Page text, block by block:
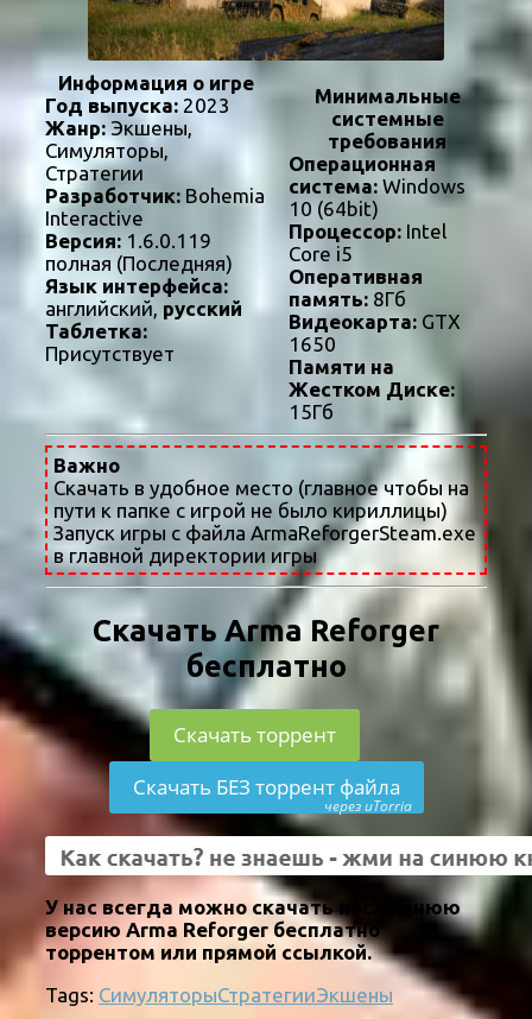
Информация о игре
Год выпуска: 2023
Жанр: Экшены,
Симуляторы,
Стратегии
Разработчик: Bohemia
Interactive
Версия: 1.6.0.119
полная (Последняя)
Язык интерфейса:
английский, русский
Таблетка:
Присутствует
Минимальные
системные
требования
Операционная
система:Windows
10 (64bit)
Процессор:Intel
Core i5
Оперативная
память:8Гб
Видеокарта:GTX
1650
Памяти на
Жестком Диске:
15Гб
Важно
Скачать в удобное место (главное чтобы на
пути к папке с игрой не было кириллицы)
Запуск игры с файла ArmaReforgerSteam.exe
в главной директории игры
Скачать Arma Reforger
бесплатно
Скачать торрент
Скачать БЕЗ торрент файла
через uTorria
У нас всегда можно скачать последнюю
версию Arma Reforger бесплатно
торрентом или прямой ссылкой.
Tags: СимуляторыСтратегииЭкшены